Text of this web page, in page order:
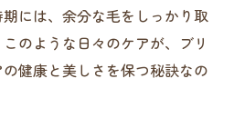
には、余分な毛をしっかり取
のような日々のケアが、ブリ
健康と美しさを保つ秘訣なの